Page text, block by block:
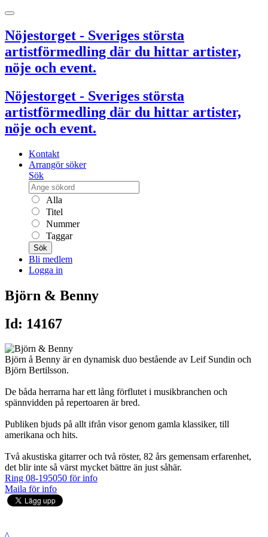
Nöjestorget - Sveriges största
artistförmedling där du hittar artister,
nöje och event.
Nöjestorget - Sveriges största
artistförmedling där du hittar artister,
nöje och event.
Kontakt
Arrangör söker
Sök
Alla
Titel
Nummer
Taggar
Sök
Bli medlem
Logga in
Björn & Benny
Id: 14167
Björn å Benny är en dynamisk duo bestående av Leif Sundin och
Björn Bertilsson.
De båda herrarna har ett lång förflutet i musikbranchen och
spännvidden på repertoaren är bred.
Publiken bjuds på allt ifrån visor genom gamla klassiker, till
amerikana och hits.
Två akustiska gitarrer och två röster, 82 års gemensam erfarenhet,
det blir inte så värst mycket bättre än just såhär.
Ring 08-195050 för info
Maila för info